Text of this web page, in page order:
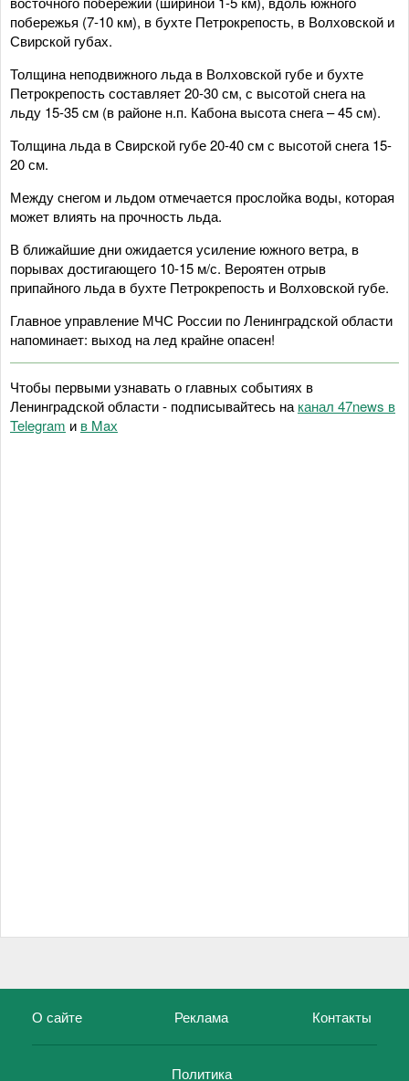
побережья (7-10 км), в бухте Петрокрепость, в Волховской и
Свирской губах.
Толщина неподвижного льда в Волховской губе и бухте
Петрокрепость составляет 20-30 см, с высотой снега на
льду 15-35 см (в районе н.п. Кабона высота снега – 45 см).
Толщина льда в Свирской губе 20-40 см с высотой снега 15-
20 см.
Между снегом и льдом отмечается прослойка воды, которая
может влиять на прочность льда.
В ближайшие дни ожидается усиление южного ветра, в
порывах достигающего 10-15 м/с. Вероятен отрыв
припайного льда в бухте Петрокрепость и Волховской губе.
Главное управление МЧС России по Ленинградской области
напоминает: выход на лед крайне опасен!
Чтобы первыми узнавать о главных событиях в
Ленинградской области - подписывайтесь на канал 47news в
Telegram и в Maх
О сайте Реклама Контакты
Политика